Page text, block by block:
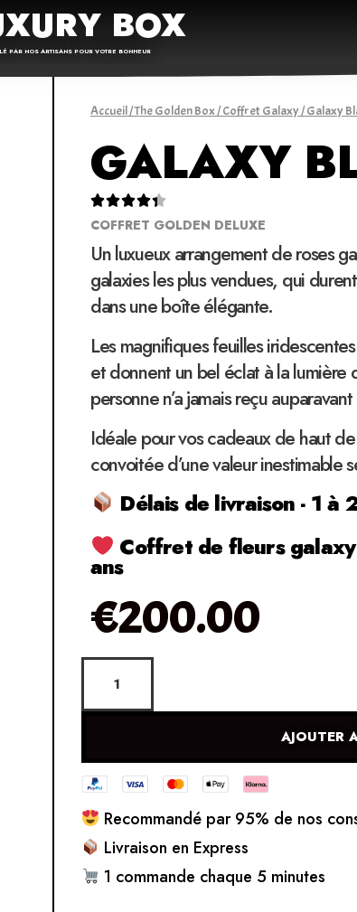
BOX
PAR NOS ARTISANS POUR VOTRE BONHEUR
Accueil/The Golden Box/Coffret Galaxy/ Galaxy
GALAXY

COFFRET GOLDEN DELUXE
Un luxueux arrangement de roses
galaxies les plus vendues, qui
dans une boîte élégante.
Les magnifiques feuilles
et donnent un bel éclat à la lumière
personne n’a jamais reçu auparavant
Idéale pour vos cadeaux de haut
convoitée d’une valeur inestimable
Délais de livraison - 1 à
Coffret de fleurs
ans
€200.00
AJOUTER
Recommandé par 95% de nos
Livraison en Express
1 commande chaque 5 minutes